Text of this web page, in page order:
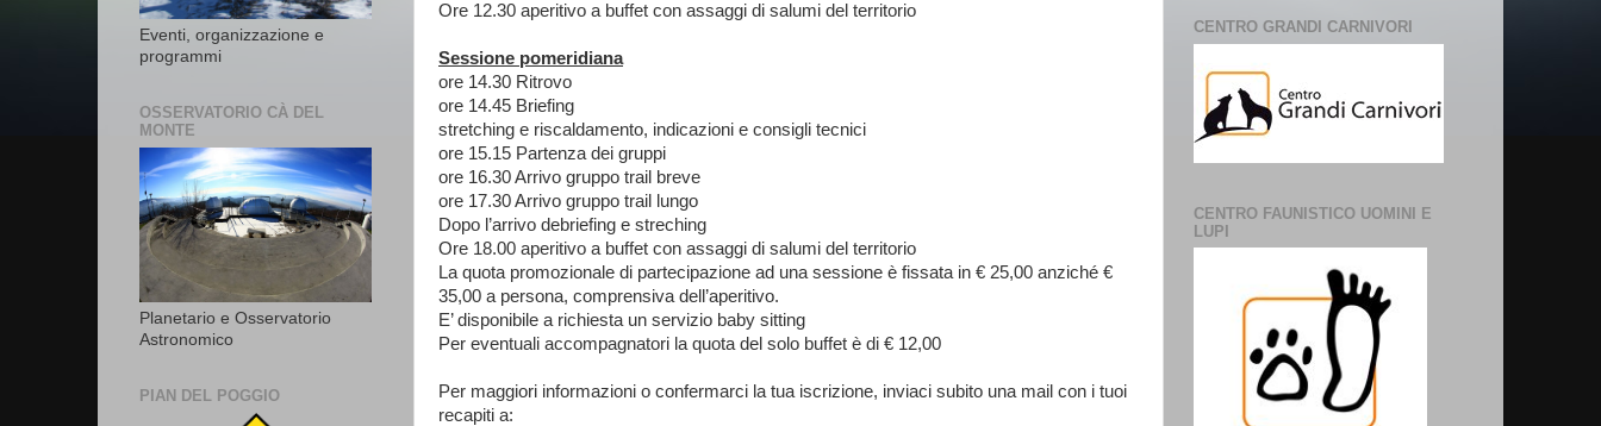
Ore 12.30 aperitivo a buffet con assaggi di salumi del territorio
Sessione pomeridiana
ore 14.30 Ritrovo
ore 14.45 Briefing
stretching e riscaldamento, indicazioni e consigli tecnici
ore 15.15 Partenza dei gruppi
ore 16.30 Arrivo gruppo trail breve
ore 17.30 Arrivo gruppo trail lungo
Dopo l’arrivo debriefing e streching
Ore 18.00 aperitivo a buffet con assaggi di salumi del territorio
La quota promozionale di partecipazione ad una sessione è fissata in € 25,00 anziché €
35,00 a persona, comprensiva dell’aperitivo.
E’ disponibile a richiesta un servizio baby sitting
Per eventuali accompagnatori la quota del solo buffet è di € 12,00
Per maggiori informazioni o confermarci la tua iscrizione, inviaci subito una mail con i tuoi
recapiti a:
Eventi, organizzazione e
programmi
OSSERVATORIO CÀ DEL
MONTE
Planetario e Osservatorio
Astronomico
PIAN DEL POGGIO
CENTRO GRANDI CARNIVORI
CENTRO FAUNISTICO UOMINI E
LUPI